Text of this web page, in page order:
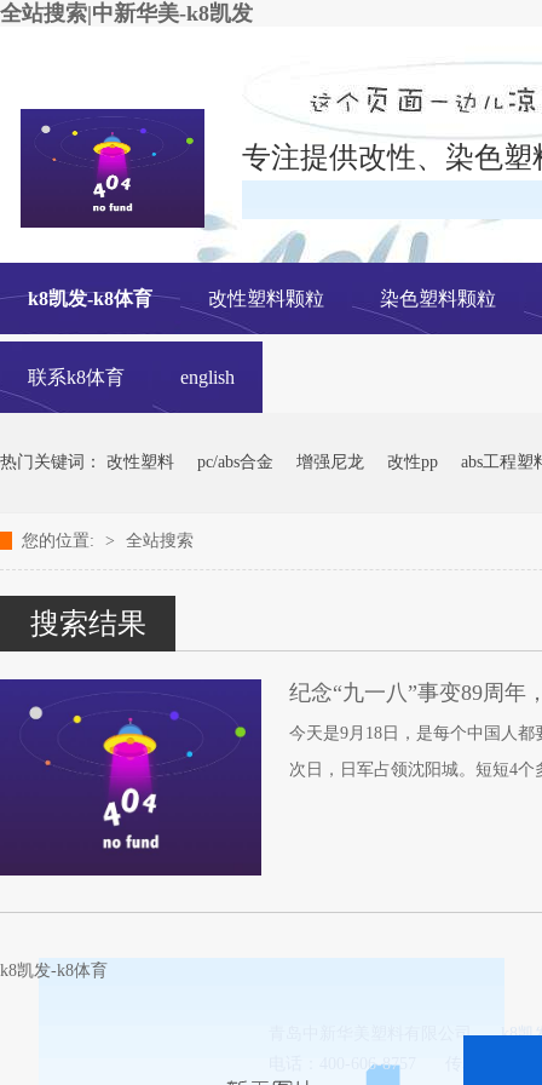
全站搜索|中新华美-k8凯发
改性塑料颗粒、染色塑料颗粒生产厂家---- 青岛中新华美塑料有限公司
专注提供改性、染色
k8凯发-k8体育 改性塑料颗粒 染色塑料颗粒
联系k8体育 english
热门关键词： 改性塑料 pc/abs合金 增强尼龙 改性pp abs工程塑
您的位置: > 全站搜索
搜索结果
纪念“九一八”事变89周年
今天是9月18日，是每个中国人
次日，日军占领沈阳城。短短4
k8凯发-k8体育
青岛中新华美塑料有限公司
k8凯
电话：400-606-8757